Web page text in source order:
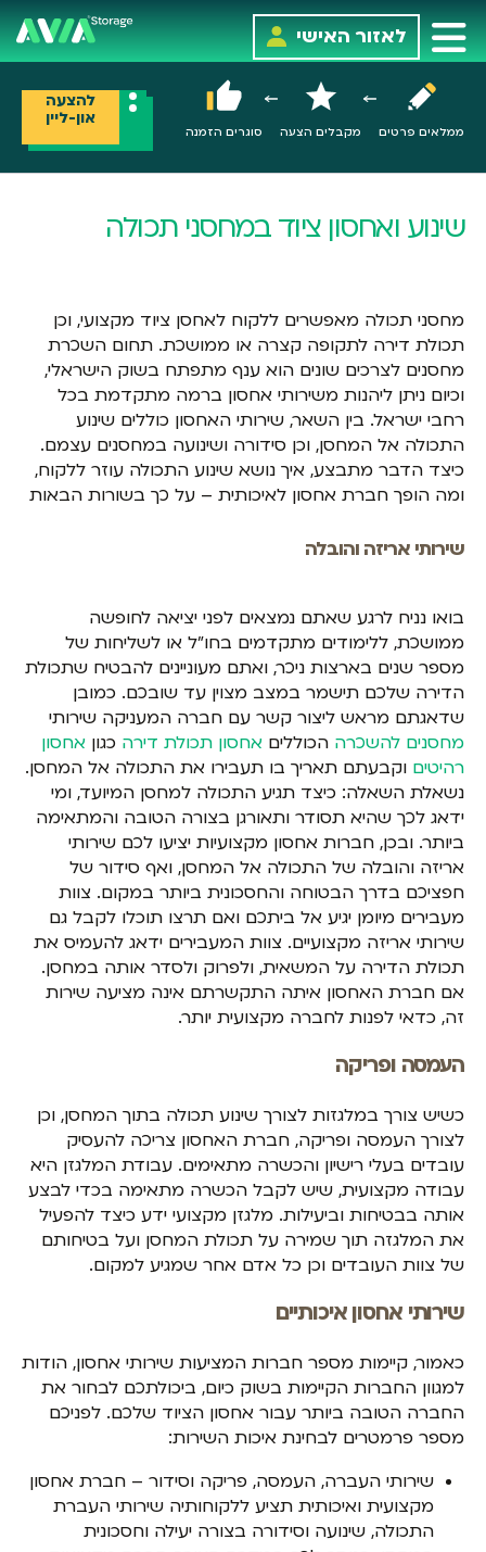
לאזור האישי
ממלאים פרטים מקבלים הצעה סוגרים הזמנה
להצעה
און-ליין
שינוע ואחסון ציוד במחסני תכולה
מחסני תכולה מאפשרים ללקוח לאחסן ציוד מקצועי, וכן
תכולת דירה לתקופה קצרה או ממושכת. תחום השכרת
מחסנים לצרכים שונים הוא ענף מתפתח בשוק הישראלי,
וכיום ניתן ליהנות משירותי אחסון ברמה מתקדמת בכל
רחבי ישראל. בין השאר, שירותי האחסון כוללים שינוע
התכולה אל המחסן, וכן סידורה ושינועה במחסנים עצמם.
כיצד הדבר מתבצע, איך נושא שינוע התכולה עוזר ללקוח,
ומה הופך חברת אחסון לאיכותית – על כך בשורות הבאות
שירותי אריזה והובלה
בואו נניח לרגע שאתם נמצאים לפני יציאה לחופשה
ממושכת, ללימודים מתקדמים בחו"ל או לשליחות של
מספר שנים בארצות ניכר, ואתם מעוניינים להבטיח שתכולת
הדירה שלכם תישמר במצב מצוין עד שובכם. כמובן
שדאגתם מראש ליצור קשר עם חברה המעניקה שירותי
מחסנים להשכרה הכוללים אחסון תכולת דירה כגון אחסון
רהיטים וקבעתם תאריך בו תעבירו את התכולה אל המחסן.
נשאלת השאלה: כיצד תגיע התכולה למחסן המיועד, ומי
ידאג לכך שהיא תסודר ותאורגן בצורה הטובה והמתאימה
ביותר. ובכן, חברות אחסון מקצועיות יציעו לכם שירותי
אריזה והובלה של התכולה אל המחסן, ואף סידור של
חפציכם בדרך הבטוחה והחסכונית ביותר במקום. צוות
מעבירים מיומן יגיע אל ביתכם ואם תרצו תוכלו לקבל גם
שירותי אריזה מקצועיים. צוות המעבירים ידאג להעמיס את
תכולת הדירה על המשאית, ולפרוק ולסדר אותה במחסן.
אם חברת האחסון איתה התקשרתם אינה מציעה שירות
זה, כדאי לפנות לחברה מקצועית יותר.
העמסה ופריקה
כשיש צורך במלגזות לצורך שינוע תכולה בתוך המחסן, וכן
לצורך העמסה ופריקה, חברת האחסון צריכה להעסיק
עובדים בעלי רישיון והכשרה מתאימים. עבודת המלגזן היא
עבודה מקצועית, שיש לקבל הכשרה מתאימה בכדי לבצע
אותה בבטיחות וביעילות. מלגזן מקצועי ידע כיצד להפעיל
את המלגזה תוך שמירה על תכולת המחסן ועל בטיחותם
של צוות העובדים וכן כל אדם אחר שמגיע למקום.
שירותי אחסון איכותיים
כאמור, קיימות מספר חברות המציעות שירותי אחסון, הודות
למגוון החברות הקיימות בשוק כיום, ביכולתכם לבחור את
החברה הטובה ביותר עבור אחסון הציוד שלכם. לפניכם
מספר פרמטרים לבחינת איכות השירות:
שירותי העברה, העמסה, פריקה וסידור – חברת אחסון
מקצועית ואיכותית תציע ללקוחותיה שירותי העברת
התכולה, שינועה וסידורה בצורה יעילה וחסכונית